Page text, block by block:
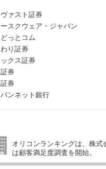
ァスト証券
スクウェア・ジャパン
っとコム
り証券
クス証券
券
券
ンネット銀行
オリコンランキングは、株
は顧客満足度調査を開始。